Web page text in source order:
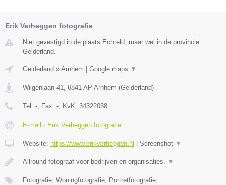
Erik Verheggen fotografie
Niet gevestigd in de plaats Echteld, maar wel in de provincie
Gelderland.
Gelderland » Arnhem Google maps ▼
Wilgenlaan 41 6841 AP Arnhem (Gelderland)
Tel: - , Fax: - , KvK: 34322038
E-mail › Erik Verheggen fotografie
Website: https://www.erikverheggen.nl Screenshot ▼
Allround fotograaf voor bedrijven en organisaties. ▼
Fotografie, Woningfotografie, Portretfotografie,